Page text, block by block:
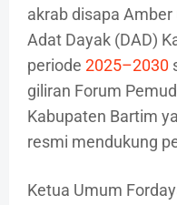
akrab disapa
Adat Dayak (DAD)
periode 2025–2030
giliran Forum
Kabupaten Bartim
resmi mendukung
Ketua Umum